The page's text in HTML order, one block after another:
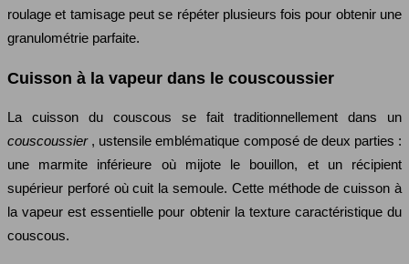
roulage et tamisage peut se répéter plusieurs fois pour obtenir une
granulométrie parfaite.
Cuisson à la vapeur dans le couscoussier
La cuisson du couscous se fait traditionnellement dans un
couscoussier , ustensile emblématique composé de deux parties :
une marmite inférieure où mijote le bouillon, et un récipient
supérieur perforé où cuit la semoule. Cette méthode de cuisson à
la vapeur est essentielle pour obtenir la texture caractéristique du
couscous.